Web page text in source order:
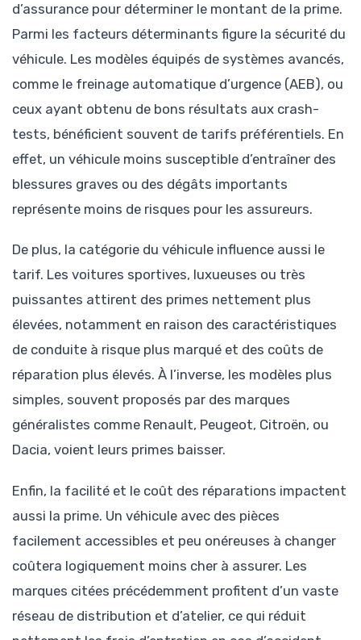
d’assurance pour déterminer le montant de la prime.
Parmi les facteurs déterminants figure la sécurité du
véhicule. Les modèles équipés de systèmes avancés,
comme le freinage automatique d’urgence (AEB), ou
ceux ayant obtenu de bons résultats aux crash-
tests, bénéficient souvent de tarifs préférentiels. En
effet, un véhicule moins susceptible d’entraîner des
blessures graves ou des dégâts importants
représente moins de risques pour les assureurs.
De plus, la catégorie du véhicule influence aussi le
tarif. Les voitures sportives, luxueuses ou très
puissantes attirent des primes nettement plus
élevées, notamment en raison des caractéristiques
de conduite à risque plus marqué et des coûts de
réparation plus élevés. À l’inverse, les modèles plus
simples, souvent proposés par des marques
généralistes comme Renault, Peugeot, Citroën, ou
Dacia, voient leurs primes baisser.
Enfin, la facilité et le coût des réparations impactent
aussi la prime. Un véhicule avec des pièces
facilement accessibles et peu onéreuses à changer
coûtera logiquement moins cher à assurer. Les
marques citées précédemment profitent d’un vaste
réseau de distribution et d’atelier, ce qui réduit